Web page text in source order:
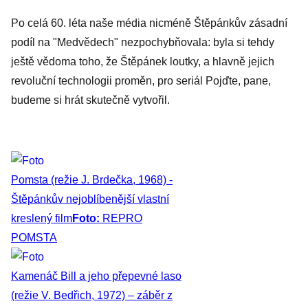
Po celá 60. léta naše média nicméně Štěpánkův zásadní
podíl na "Medvědech" nezpochybňovala: byla si tehdy
ještě vědoma toho, že Štěpánek loutky, a hlavně jejich
revoluční technologii proměn, pro seriál Pojďte, pane,
budeme si hrát skutečně vytvořil.
Pomsta (režie J. Brdečka, 1968) -
Štěpánkův nejoblíbenější vlastní
kreslený filmFoto: REPRO
POMSTA
Kamenáč Bill a jeho přepevné laso
(režie V. Bedřich, 1972) – záběr z